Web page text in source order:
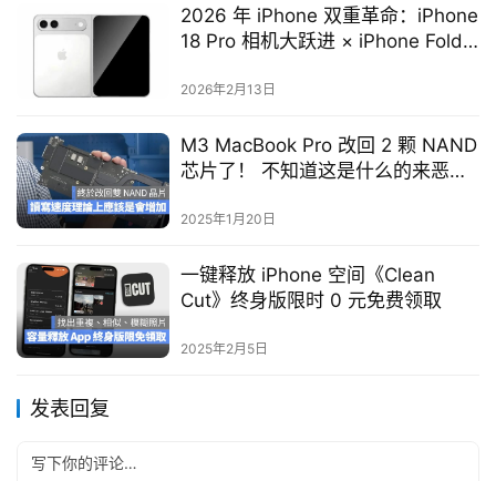
2026 年 iPhone 双重革命：iPhone
18 Pro 相机大跃进 × iPhone Fold
2026年2月13日
M3 MacBook Pro 改回 2 颗 NAND
芯片了！ 不知道这是什么的来恶补
2025年1月20日
一键释放 iPhone 空间《Clean
Cut》终身版限时 0 元免费领取
2025年2月5日
发表回复